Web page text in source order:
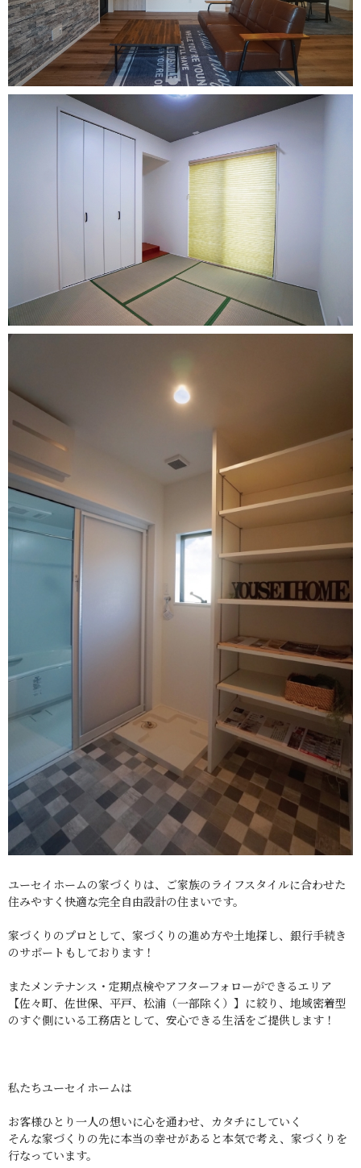
ユーセイホームの家づくりは、ご家族のライフスタイルに合わせた
住みやすく快適な完全自由設計の住まいです。
家づくりのプロとして、家づくりの進め方や土地探し、銀行手続き
のサポートもしております！
またメンテナンス・定期点検やアフターフォローができるエリア
【佐々町、佐世保、平戸、松浦（一部除く）】に絞り、地域密着型
のすぐ側にいる工務店として、安心できる生活をご提供します！
私たちユーセイホームは
お客様ひとり一人の想いに心を通わせ、カタチにしていく
そんな家づくりの先に本当の幸せがあると本気で考え、家づくりを
行なっています。